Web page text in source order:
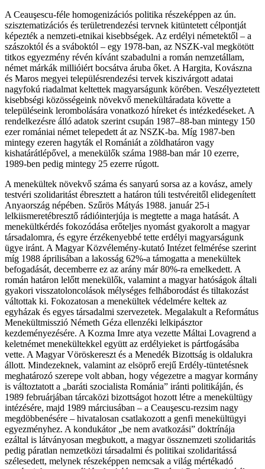
A Ceauşescu-féle homogenizációs politika részeképpen az ún.
szisztematizációs és területrendezési tervnek kitüntetett célpontját
képezték a nemzeti-etnikai kisebbségek. Az erdélyi németektől – a
szászoktól és a sváboktól – egy 1978-ban, az NSZK-val megkötött
titkos egyezmény révén kívánt szabadulni a román nemzetállam,
német márkák millióiért bocsátva áruba őket. A Hargita, Kovászna
és Maros megyei településrendezési tervek kiszivárgott adatai
nagyfokú riadalmat keltettek magyarságunk körében. Veszélyeztetett
kisebbségi közösségeink növekvő menekültáradata követte a
településeink lerombolására vonatkozó híreket és intézkedéseket. A
rendelkezésre álló adatok szerint csupán 1987–88-ban mintegy 150
ezer romániai német telepedett át az NSZK-ba. Míg 1987-ben
mintegy ezeren hagyták el Romániát a zöldhatáron vagy
kishatárátlépővel, a menekülők száma 1988-ban már 10 ezerre,
1989-ben pedig mintegy 25 ezerre rúgott.
A menekültek növekvő száma és sanyarú sorsa az a kovász, amely
testvéri szolidaritást ébresztett a határon túli testvéreitől elidegenített
Anyaország népében. Szűrös Mátyás 1988. január 25-i
lelkiismeretébresztő rádióinterjúja is megtette a maga hatását. A
menekültkérdés fokozódása erőteljes nyomást gyakorolt a magyar
társadalomra, és egyre érzékenyebbé tette erdélyi magyarságunk
ügye iránt. A Magyar Közvélemény-kutató Intézet felmérése szerint
míg 1988 áprilisában a lakosság 62%-a támogatta a menekültek
befogadását, decemberre ez az arány már 80%-ra emelkedett. A
román határon lelőtt menekülők, valamint a magyar hatóságok általi
gyakori visszatoloncolások mélységes felháborodást és tiltakozást
váltottak ki. Fokozatosan a menekültek védelmére keltek az
egyházak és egyes társadalmi szervezetek. Megalakult a Református
Menekültmisszió Németh Géza ellenzéki lelkipásztor
kezdeményezésére. A Kozma Imre atya vezette Máltai Lovagrend a
keletnémet menekültekkel együtt az erdélyieket is pártfogásába
vette. A Magyar Vöröskereszt és a Menedék Bizottság is oldalukra
állott. Mindezeknek, valamint az elsöprő erejű Erdély-tüntetésnek
meghatározó szerepe volt abban, hogy végezetre a magyar kormány
is változtatott a „baráti szocialista Románia” iránti politikáján, és
1989 februárjában tárcaközi bizottságot hozott létre a menekültügy
intézésére, majd 1989 márciusában – a Ceauşescu-rezsim nagy
megdöbbenésére – hivatalosan csatlakozott a genfi menekültügyi
egyezményhez. A kondukátor „be nem avatkozási” doktrínája
ezáltal is látványosan megbukott, a magyar össznemzeti szolidaritás
pedig páratlan nemzetközi társadalmi és politikai szolidaritássá
szélesedett, melynek részeképpen nemcsak a világ mértékadó